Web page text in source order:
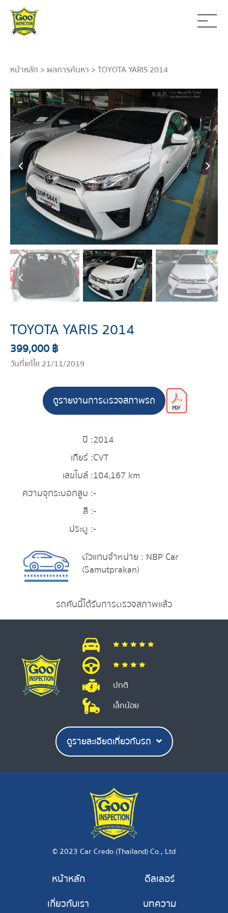
หน้าหลัก > ผลการค้นหา > TOYOTA YARIS 2014
TOYOTA YARIS 2014
399,000 ฿
วันที่แก้ไข 21/11/2019
ดูรายงานการตรวจสภาพรถ
ปี :2014
เกียร์ :CVT
เลขไมล์ :104,167 km
ความจุกระบอกสูบ :-
สี :-
ประตู :-
ตัวแทนจำหน่าย : NBP Car
(Samutprakan)
รถคันนี้ได้รับการตรวจสภาพแล้ว
ปกติ
เล็กน้อย
ดูรายละเอียดเกี่ยวกับรถ
© 2023 Car Credo (Thailand) Co., Ltd
หน้าหลัก
เกี่ยวกับเรา
ดีลเลอร์
บทความ